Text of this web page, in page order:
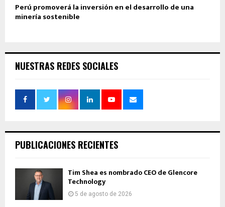
Perú promoverá la inversión en el desarrollo de una
minería sostenible
NUESTRAS REDES SOCIALES
PUBLICACIONES RECIENTES
Tim Shea es nombrado CEO de Glencore
Technology
5 de agosto de 2026